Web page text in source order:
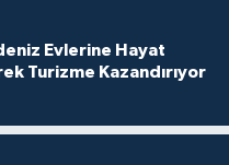
Evlerine Hayat
Turizme Kazandırıyor